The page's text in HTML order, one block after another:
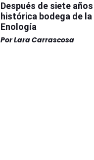
Después de siete
histórica bodega de la
Enología
PorLara Carrascosa